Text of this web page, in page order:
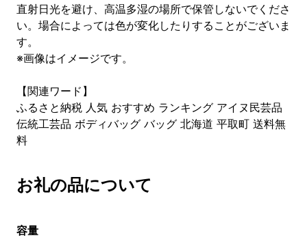
直射日光を避け、高温多湿の場所で保管しないでくださ
い。場合によっては色が変化したりすることがございま
す。
※画像はイメージです。
【関連ワード】
ふるさと納税 人気 おすすめ ランキング アイヌ民芸品
伝統工芸品 ボディバッグ バッグ 北海道 平取町 送料無
料
お礼の品について
容量